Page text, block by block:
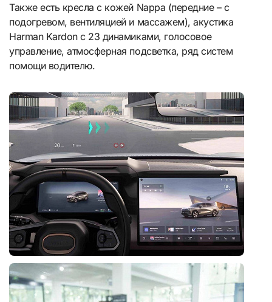
Также есть кресла с кожей Nappa (передние – с
подогревом, вентиляцией и массажем), акустика
Harman Kardon с 23 динамиками, голосовое
управление, атмосферная подсветка, ряд систем
помощи водителю.